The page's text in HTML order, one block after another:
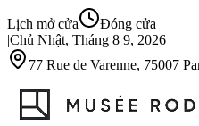
Lịch mở cửa
Đóng cửa
|Chủ Nhật, Tháng 8 9, 2026
77 Rue de Varenne, 75007